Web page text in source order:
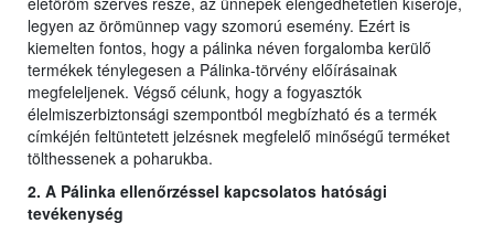
legyen az örömünnep vagy szomorú esemény. Ezért is
kiemelten fontos, hogy a pálinka néven forgalomba kerülő
termékek ténylegesen a Pálinka-törvény előírásainak
megfeleljenek. Végső célunk, hogy a fogyasztók
élelmiszerbiztonsági szempontból megbízható és a termék
címkéjén feltüntetett jelzésnek megfelelő minőségű terméket
tölthessenek a poharukba.
2. A Pálinka ellenőrzéssel kapcsolatos hatósági
tevékenység